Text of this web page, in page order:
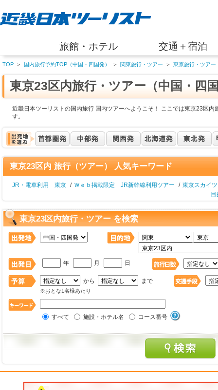
旅館・ホテル 交通＋宿泊
TOP ＞ 国内旅行予約TOP（中国・四国発） ＞ 関東旅行・ツアー ＞ 東京旅行・ツアー
東京23区内旅行・ツアー（中国・四
近畿日本ツーリストの国内旅行 国内ツアーへようこそ！ ここでは東京23区
す。
東京23区内 旅行（ツアー） 人気キーワード
JR・電車利用 東京 / Ｗｅｂ掲載限定 JR新幹線利用ツアー / 東京スカイ
東京23区内旅行・ツアー を検索
年 月 日
から まで
※おとな1名様あたり
すべて 施設・ホテル名 コース番号